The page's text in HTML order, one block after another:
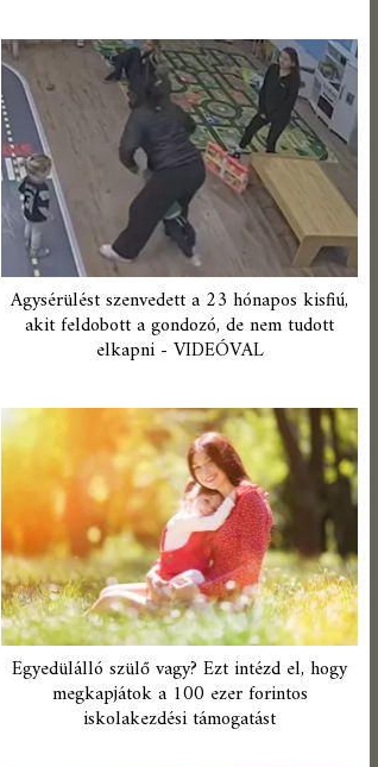
Agysérülést szenvedett a 23 hónapos kisfiú,
akit feldobott a gondozó, de nem tudott
elkapni - VIDEÓVAL
Egyedülálló szülő vagy? Ezt intézd el, hogy
megkapjátok a 100 ezer forintos
iskolakezdési támogatást